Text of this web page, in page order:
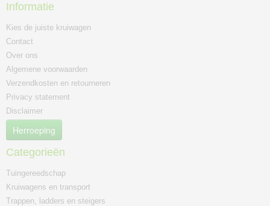
Informatie
Kies de juiste kruiwagen
Contact
Over ons
Algemene voorwaarden
Verzendkosten en retourneren
Privacy statement
Disclaimer
Herroeping
Categorieën
Tuingereedschap
Kruiwagens en transport
Trappen, ladders en steigers